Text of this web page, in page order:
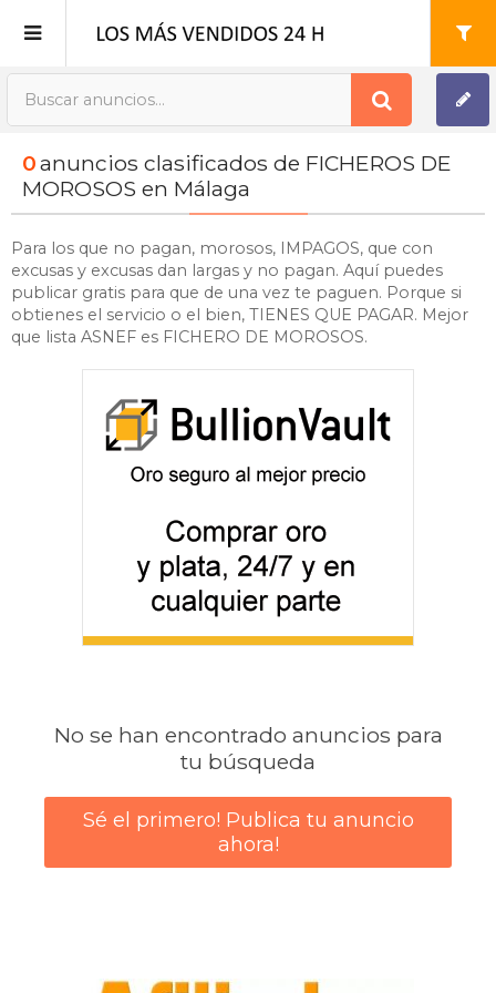
Publica tu Anuncio
Registro
0anuncios clasificados de FICHEROS DE
MOROSOS en Málaga
Para los que no pagan, morosos, IMPAGOS, que con
excusas y excusas dan largas y no pagan. Aquí puedes
publicar gratis para que de una vez te paguen. Porque si
obtienes el servicio o el bien, TIENES QUE PAGAR. Mejor
que lista ASNEF es FICHERO DE MOROSOS.
No se han encontrado anuncios para
tu búsqueda
Sé el primero! Publica tu anuncio
ahora!